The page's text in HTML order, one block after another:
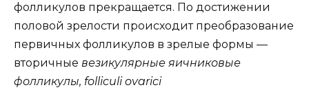
фолликулов прекращается. По достижении
половой зрелости происходит преобразование
первичных фолликулов в зрелые формы —
вторичные везикулярные яичниковые
фолликулы, folliculi ovarici